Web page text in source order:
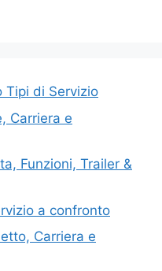
Tipi di Servizio
Carriera e
Funzioni, Trailer &
a confronto
Carriera e